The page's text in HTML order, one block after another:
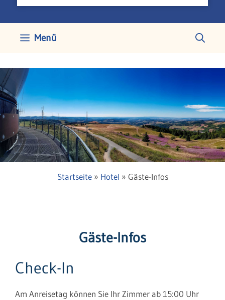
Menü
Startseite» Hotel » Gäste-Infos
Gäste-Infos
Check-In
Am Anreisetag können Sie Ihr Zimmer ab 15:00 Uhr